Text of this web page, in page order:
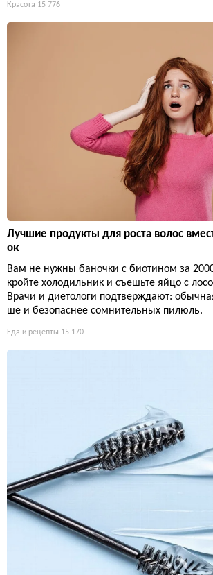
Красота 15 776
Лучшие продукты для роста волос
ок
Вам не нужны баночки с биотином за
кройте холодильник и съешьте яйцо с
Врачи и диетологи подтверждают:
ше и безопаснее сомнительных пилюль.
Еда и рецепты 15 170